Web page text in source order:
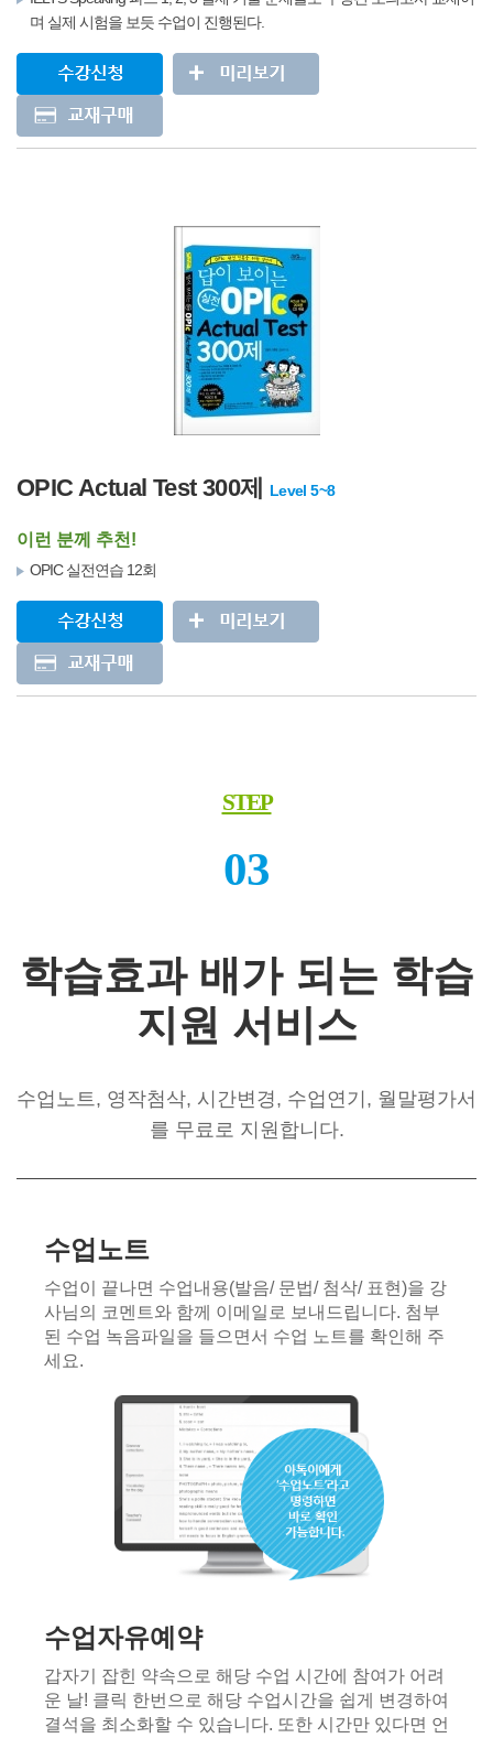
며 실제 시험을 보듯 수업이 진행된다.
OPIC Actual Test 300제 Level 5~8
이런 분께 추천!
OPIC 실전연습 12회
STEP
03
학습효과 배가 되는 학습
지원 서비스
수업노트, 영작첨삭, 시간변경, 수업연기, 월말평가서
를 무료로 지원합니다.
수업노트
수업이 끝나면 수업내용(발음/ 문법/ 첨삭/ 표현)을 강
사님의 코멘트와 함께 이메일로 보내드립니다. 첨부
된 수업 녹음파일을 들으면서 수업 노트를 확인해 주
세요.
수업자유예약
갑자기 잡힌 약속으로 해당 수업 시간에 참여가 어려
운 날! 클릭 한번으로 해당 수업시간을 쉽게 변경하여
결석을 최소화할 수 있습니다. 또한 시간만 있다면 언